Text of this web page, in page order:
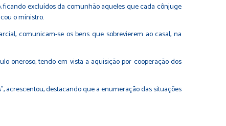
excluídos da comunhão aqueles que cada cônjuge
o ministro.
comunicam-se os bens que sobrevierem ao casal, na
oneroso, tendo em vista a aquisição por cooperação dos
acrescentou, destacando que a enumeração das situações